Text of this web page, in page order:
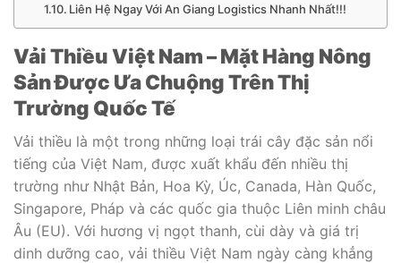
Liên Hệ Ngay Với An Giang Logistics Nhanh Nhất!!!
Vải Thiều Việt Nam – Mặt Hàng Nông
Sản Được Ưa Chuộng Trên Thị
Trường Quốc Tế
Vải thiều là một trong những loại trái cây đặc sản nổi
tiếng của Việt Nam, được xuất khẩu đến nhiều thị
trường như Nhật Bản, Hoa Kỳ, Úc, Canada, Hàn Quốc,
Singapore, Pháp và các quốc gia thuộc Liên minh châu
Âu (EU). Với hương vị ngọt thanh, cùi dày và giá trị
dinh dưỡng cao, vải thiều Việt Nam ngày càng khẳng